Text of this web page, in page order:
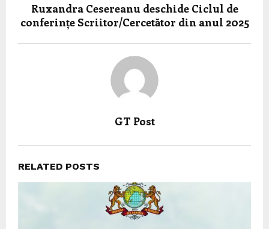
Ruxandra Cesereanu deschide Ciclul de
conferințe Scriitor/Cercetător din anul 2025
GT Post
RELATED POSTS